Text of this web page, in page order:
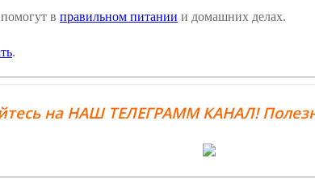
в правильном питании и домашних делах.
.
на НАШ ТЕЛЕГРАММ КАНАЛ!